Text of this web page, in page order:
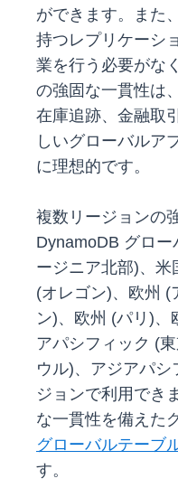
ができます。また
持つレプリケーシ
業を行う必要がな
の強固な一貫性は
在庫追跡、金融取
しいグローバルア
に理想的です。
複数リージョンの
DynamoDB グロ
ージニア北部)、米
(オレゴン)、欧州 (
ン)、欧州 (パリ)、
アパシフィック (
ウル)、アジアパ
ジョンで利用でき
な一貫性を備えた
グローバルテーブ
す。